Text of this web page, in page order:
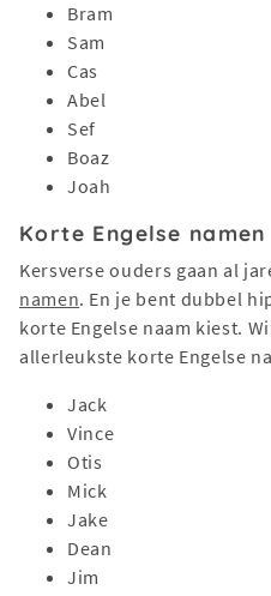
Bram
Sam
Cas
Abel
Sef
Boaz
Joah
Korte Engelse namen
Kersverse ouders gaan al
namen. En je bent dubbel
korte Engelse naam kiest.
allerleukste korte Engelse
Jack
Vince
Otis
Mick
Jake
Dean
Jim